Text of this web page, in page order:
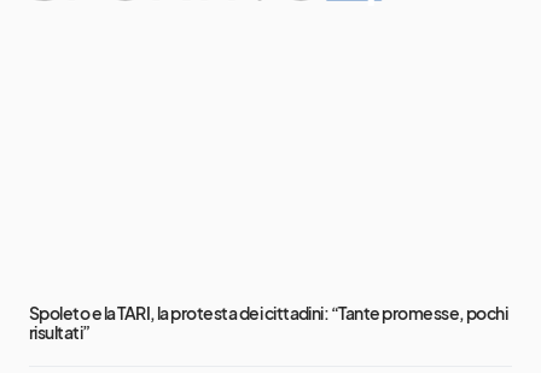
Spoleto e la TARI, la protesta dei cittadini: “Tante promesse, pochi
risultati”